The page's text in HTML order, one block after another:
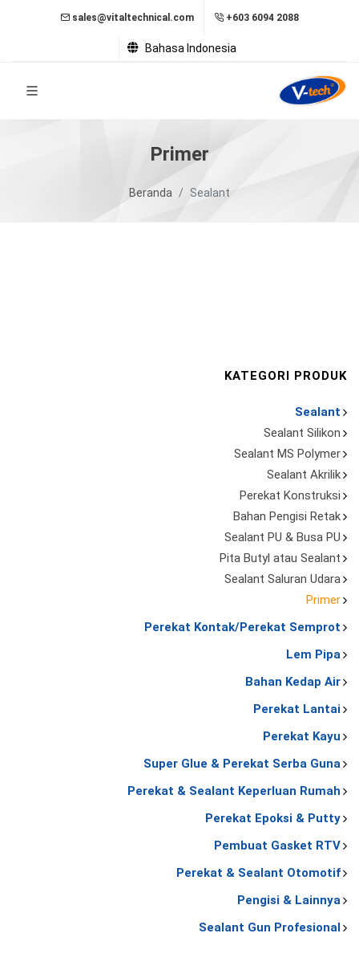
sales@vitaltechnical.com +603 6094 2088
Bahasa Indonesia
Primer
Beranda Sealant
KATEGORI PRODUK
Sealant
Sealant Silikon
Sealant MS Polymer
Sealant Akrilik
Perekat Konstruksi
Bahan Pengisi Retak
Sealant PU & Busa PU
Pita Butyl atau Sealant
Sealant Saluran Udara
Primer
Perekat Kontak/Perekat Semprot
Lem Pipa
Bahan Kedap Air
Perekat Lantai
Perekat Kayu
Super Glue & Perekat Serba Guna
Perekat & Sealant Keperluan Rumah
Perekat Epoksi & Putty
Pembuat Gasket RTV
Perekat & Sealant Otomotif
Pengisi & Lainnya
Sealant Gun Profesional